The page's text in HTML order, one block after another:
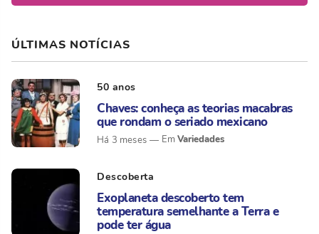
ÚLTIMAS NOTÍCIAS
50 anos
Chaves: conheça as teorias macabras
que rondam o seriado mexicano
Há 3 meses Variedades
Descoberta
Exoplaneta descoberto tem
temperatura semelhante a Terra e
pode ter água